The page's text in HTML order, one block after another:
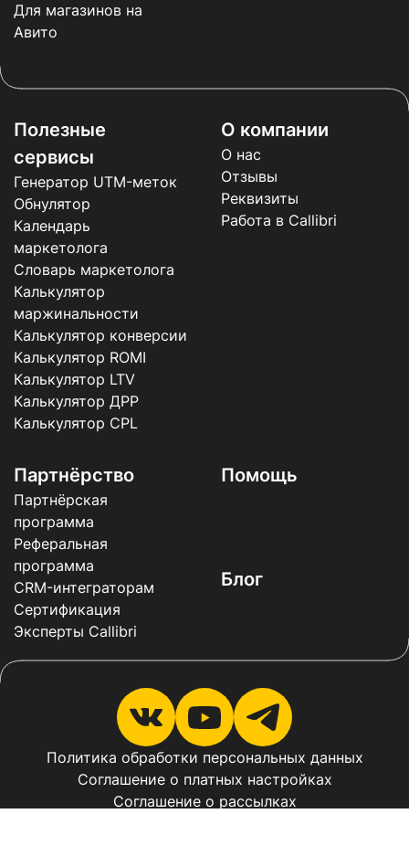
Для магазинов на
Авито
Полезные
сервисы
Генератор UTM-меток
Обнулятор
Календарь
маркетолога
Словарь маркетолога
Калькулятор
маржинальности
Калькулятор конверсии
Калькулятор ROMI
Калькулятор LTV
Калькулятор ДРР
Калькулятор CPL
Блог
Помощь
О компании
О нас
Отзывы
Реквизиты
Работа в Callibri
Партнёрство
Партнёрская
программа
Реферальная
программа
CRM-интеграторам
Сертификация
Эксперты Callibri
Политика обработки персональных данных
Соглашение о платных настройках
Соглашение о рассылках